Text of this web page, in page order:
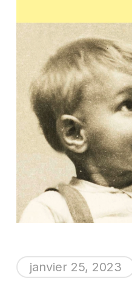
janvier 25, 2023